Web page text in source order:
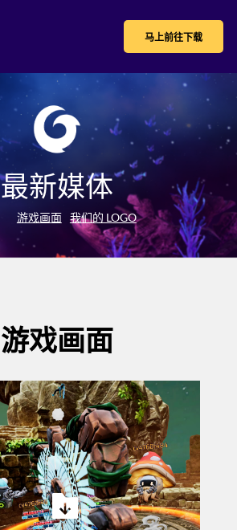
马上前往下载
最新媒体
游戏画面 我们的 LOGO
游戏画面